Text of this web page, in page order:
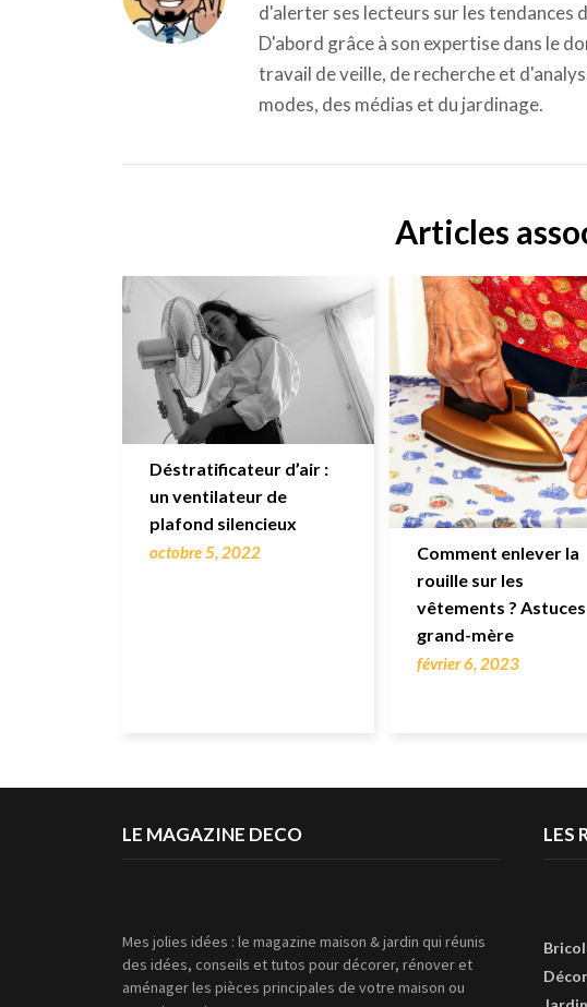
d'alerter ses lecteurs sur les tendances
D'abord grâce à son expertise dans le
travail de veille, de recherche et
modes, des médias et du jardinage.
Articles
Déstratificateur d’air :
un ventilateur de
plafond silencieux
octobre 5, 2022
Comment enlever la
rouille sur les
vêtements ?
grand-mère
février 6, 2023
LE MAGAZINE DECO
Mes jolies idées : le magazine maison & jardin qui réunis
des idées, conseils et tutos pour décorer, rénover et
aménager les pièces principales de votre maison ou
LES